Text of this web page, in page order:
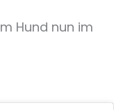
Hund nun im